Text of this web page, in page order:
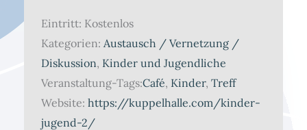
Eintritt: Kostenlos
Kategorien: Austausch / Vernetzung /
Diskussion, Kinder und Jugendliche
Veranstaltung-Tags:Café, Kinder, Treff
Website: https://kuppelhalle.com/kinder-
jugend-2/